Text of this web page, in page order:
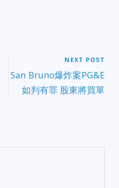
NEXT POST
San Bruno爆炸案PG&E
如判有罪 股東將買單